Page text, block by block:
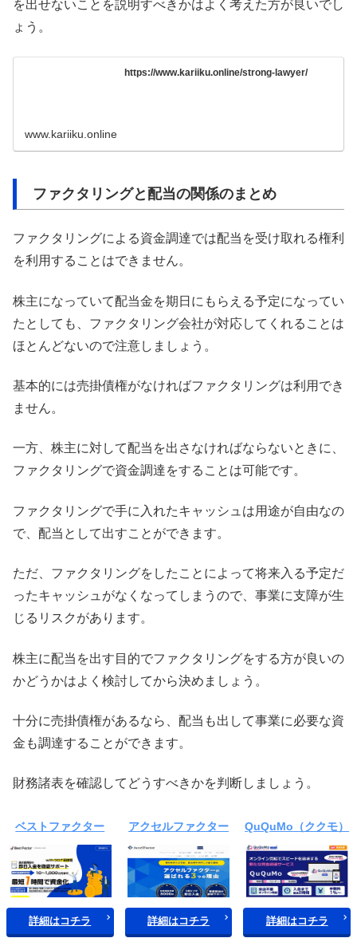
を出せないことを説明すべきかはよく考えた方が良いでし
ょう。
https://www.kariiku.online/strong-lawyer/
www.kariiku.online
ファクタリングと配当の関係のまとめ
ファクタリングによる資金調達では配当を受け取れる権利
を利用することはできません。
株主になっていて配当金を期日にもらえる予定になってい
たとしても、ファクタリング会社が対応してくれることは
ほとんどないので注意しましょう。
基本的には売掛債権がなければファクタリングは利用でき
ません。
一方、株主に対して配当を出さなければならないときに、
ファクタリングで資金調達をすることは可能です。
ファクタリングで手に入れたキャッシュは用途が自由なの
で、配当として出すことができます。
ただ、ファクタリングをしたことによって将来入る予定だ
ったキャッシュがなくなってしまうので、事業に支障が生
じるリスクがあります。
株主に配当を出す目的でファクタリングをする方が良いの
かどうかはよく検討してから決めましょう。
十分に売掛債権があるなら、配当も出して事業に必要な資
金も調達することができます。
財務諸表を確認してどうすべきかを判断しましょう。
ベストファクター
詳細はコチラ
アクセルファクター
詳細はコチラ
QuQuMo（ククモ）
詳細はコチラ